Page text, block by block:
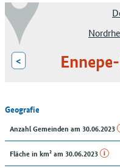
<
Geografie
Anzahl Gemeinden am 30.06.2023
Fläche in km² am 30.06.2023